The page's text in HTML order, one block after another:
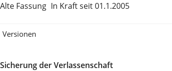
Alte Fassung In Kraft seit 01.1.2005
Versionen
Sicherung der Verlassenschaft